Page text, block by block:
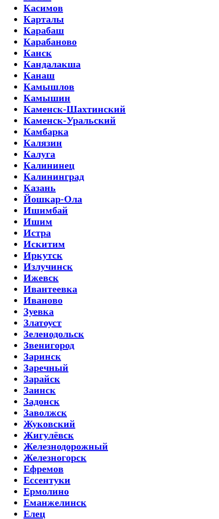
Касимов
Карталы
Карабаш
Карабаново
Канск
Кандалакша
Канаш
Камышлов
Камышин
Каменск-Шахтинский
Каменск-Уральский
Камбарка
Калязин
Калуга
Калининец
Калининград
Казань
Йошкар-Ола
Ишимбай
Ишим
Истра
Искитим
Иркутск
Излучинск
Ижевск
Ивантеевка
Иваново
Зуевка
Златоуст
Зеленодольск
Звенигород
Заринск
Заречный
Зарайск
Заинск
Задонск
Заволжск
Жуковский
Жигулёвск
Железнодорожный
Железногорск
Ефремов
Ессентуки
Ермолино
Еманжелинск
Елец